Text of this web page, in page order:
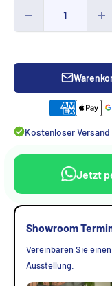
Kostenloser
Jetzt
Showroom
Vereinbaren Sie
Ausstellung.